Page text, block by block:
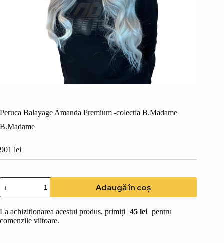
Peruca Balayage Amanda Premium -colectia B.Madame
B.Madame
901 lei
Cantitate
Peruca
Balayage
Premium
-
Adaugă în coș
La achiziționarea acestui produs, primiți 45 lei pentru
comenzile viitoare.